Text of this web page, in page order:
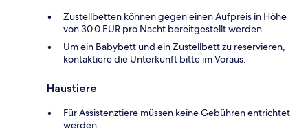
Zustellbetten können gegen einen Aufpreis in Höhe
von 30.0 EUR pro Nacht bereitgestellt werden.
Um ein Babybett und ein Zustellbett zu reservieren,
kontaktiere die Unterkunft bitte im Voraus.
Haustiere
Für Assistenztiere müssen keine Gebühren entrichtet
werden